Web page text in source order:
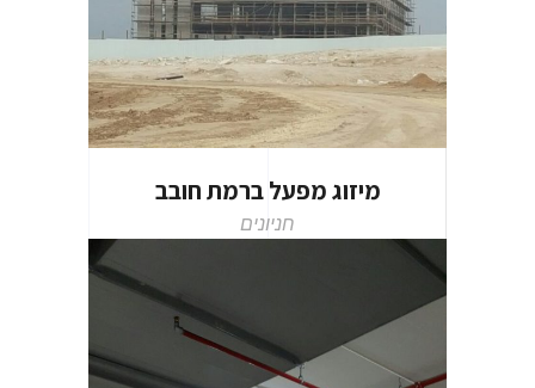
מיזוג מפעל ברמת חובב
חניונים